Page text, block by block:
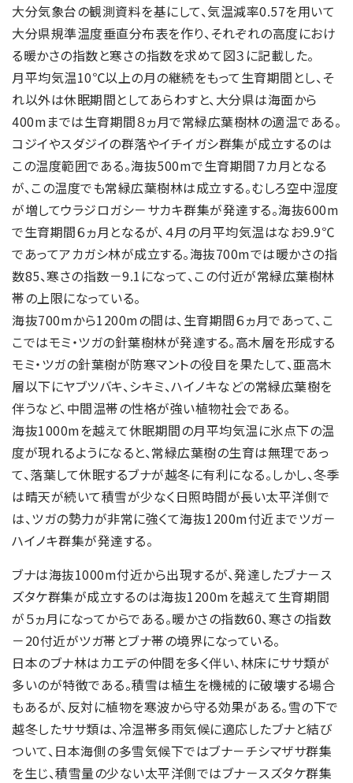
大分気象台の観測資料を基にして、気温減率0.57を用いて
大分県規準温度垂直分布表を作り、それぞれの高度におけ
る暖かさの指数と寒さの指数を求めて図３に記載した。
月平均気温10℃以上の月の継続をもって生育期間とし、そ
れ以外は休眠期間としてあらわすと、大分県は海面から
400mまでは生育期間８ヵ月で常緑広葉樹林の適温である。
コジイやスダジイの群落やイチイガシ群集が成立するのは
この温度範囲である。海抜500mで生育期間７カ月となる
が、この温度でも常緑広葉樹林は成立する。むしろ空中湿度
が増してウラジロガシ－サカキ群集が発達する。海抜600m
で生育期間６ヵ月となるが、４月の月平均気温はなお9.9℃
であってアカガシ林が成立する。海抜700mでは暖かさの指
数85、寒さの指数－9.1になって、この付近が常緑広葉樹林
帯の上限になっている。
海抜700mから1200mの間は、生育期間６ヵ月であって、こ
こではモミ・ツガの針葉樹林が発達する。高木層を形成する
モミ・ツガの針葉樹が防寒マントの役目を果たして、亜高木
層以下にヤブツバキ、シキミ、ハイノキなどの常緑広葉樹を
伴うなど、中間温帯の性格が強い植物社会である。
海抜1000mを越えて休眠期間の月平均気温に氷点下の温
度が現れるようになると、常緑広葉樹の生育は無理であっ
て、落葉して休眠するブナが越冬に有利になる。しかし、冬季
は晴天が続いて積雪が少なく日照時間が長い太平洋側で
は、ツガの勢力が非常に強くて海抜1200m付近までツガ－
ハイノキ群集が発達する。
ブナは海抜1000m付近から出現するが、発達したブナ－ス
ズタケ群集が成立するのは海抜1200mを越えて生育期間
が５ヵ月になってからである。暖かさの指数60、寒さの指数
－20付近がツガ帯とブナ帯の境界になっている。
日本のブナ林はカエデの仲間を多く伴い、林床にササ類が
多いのが特徴である。積雪は植生を機械的に破壊する場合
もあるが、反対に植物を寒波から守る効果がある。雪の下で
越冬したササ類は、冷温帯多雨気候に適応したブナと結び
ついて、日本海側の多雪気候下ではブナ－チシマザサ群集
を生じ、積雪量の少ない太平洋側ではブナ－スズタケ群集